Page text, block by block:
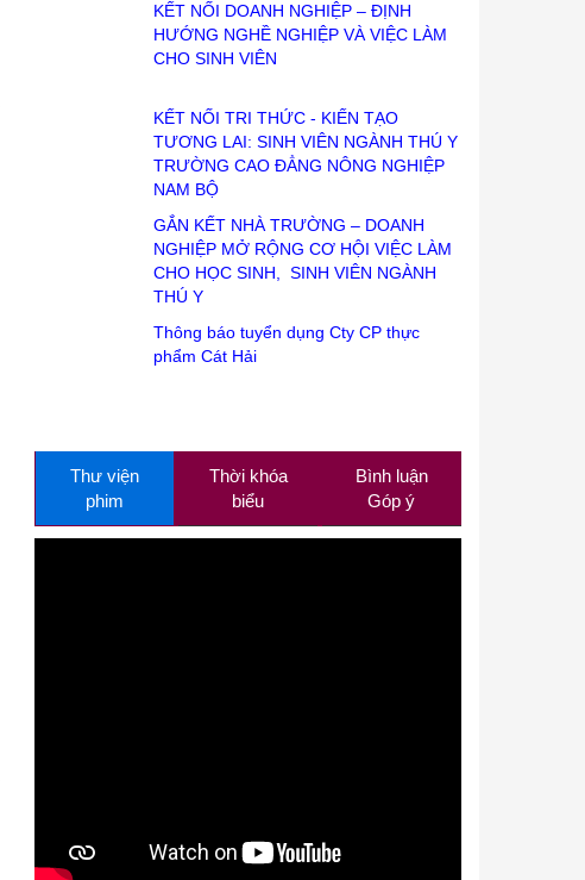
KẾT NỐI DOANH NGHIỆP – ĐỊNH
HƯỚNG NGHỀ NGHIỆP VÀ VIỆC LÀM
CHO SINH VIÊN
KẾT NỐI TRI THỨC - KIẾN TẠO
TƯƠNG LAI: SINH VIÊN NGÀNH THÚ Y
TRƯỜNG CAO ĐẲNG NÔNG NGHIỆP
NAM BỘ
GẮN KẾT NHÀ TRƯỜNG – DOANH
NGHIỆP MỞ RỘNG CƠ HỘI VIỆC LÀM
CHO HỌC SINH, SINH VIÊN NGÀNH
THÚ Y
Thông báo tuyển dụng Cty CP thực
phẩm Cát Hải
Thư viện
phim
Thời khóa
biểu
Bình luận
Góp ý